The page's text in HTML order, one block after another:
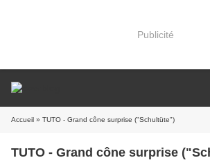
Publicité
Accueil » TUTO - Grand cône surprise ("Schultüte")
TUTO - Grand cône surprise